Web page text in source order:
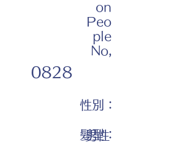
on
Peo
ple
No,
0828
性別：
男性
髪型：